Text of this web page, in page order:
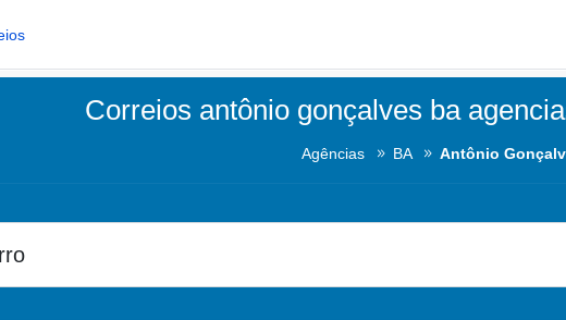
Correios antônio gonçalves ba
Agências BA Antônio